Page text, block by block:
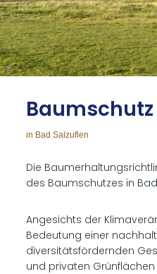
©
Baum­schutz
in Bad Salzuflen
Die
des Baumschutzes in
Angesichts der
Bedeutung einer
diversitätsfördernden
und privaten